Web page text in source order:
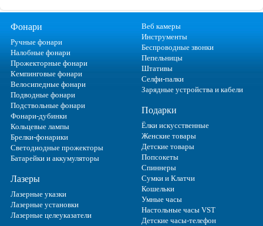
Фонари
Ручные фонари
Налобные фонари
Прожекторные фонари
Кемпинговые фонари
Велосипедные фонари
Подводные фонари
Подствольные фонари
Фонари-дубинки
Кольцевые лампы
Брелки-фонарики
Светодиодные прожекторы
Батарейки и аккумуляторы
Лазеры
Лазерные указки
Лазерные установки
Лазерные целеуказатели
Веб камеры
Инструменты
Беспроводные звонки
Пепельницы
Штативы
Селфи-палки
Зарядные устройства и кабели
Подарки
Ёлки искусственные
Женские товары
Детские товары
Попсокеты
Спиннеры
Сумки и Клатчи
Кошельки
Умные часы
Настольные часы VST
Детские часы-телефон